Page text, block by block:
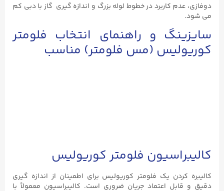
دوفازی، عدم کاربرد در خطوط لوله بزرگ و اندازه گیری گاز با دبی کم
می شود.
سایزینگ و راهنمای انتخاب فلومتر
کوریولیس (مس فلومتر) مناسب
کالیبراسیون فلومتر کوریولیس
کالیبره کردن یک فلومتر کوریولیس برای اطمینان از اندازه گیری
دقیق و قابل اعتماد جریان ضروری است. کالیبراسیون معمولاً با